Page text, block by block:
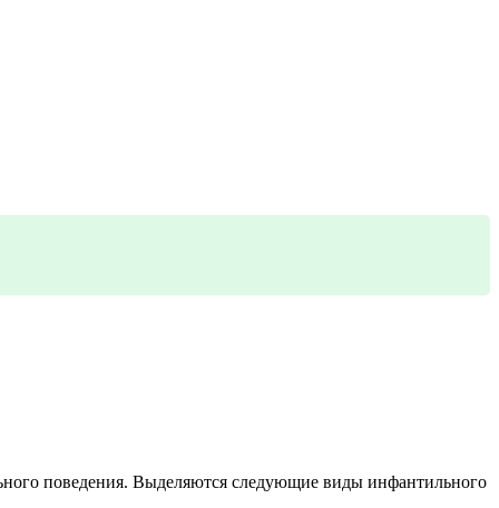
поведения. Выделяются следующие виды инфантильного